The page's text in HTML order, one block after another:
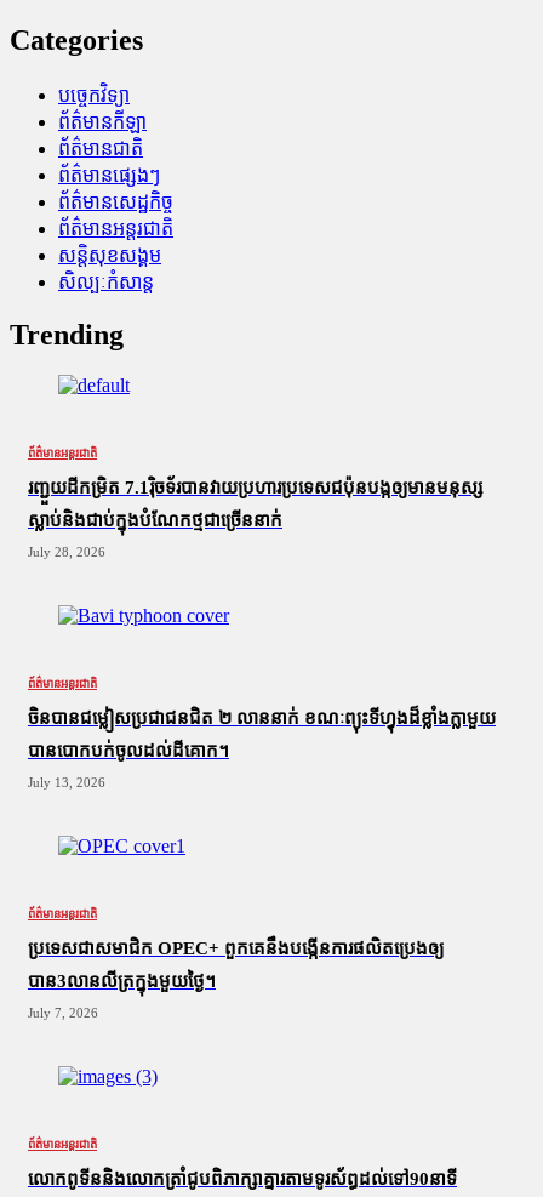
Categories
បច្ចេកវិទ្យា
ព័ត៌មានកីឡា
ព័ត៌មានជាតិ
ព័ត៌មានផ្សេងៗ
ព័ត៌មានសេដ្ឋកិច្ច
ព័ត៌មានអន្តរជាតិ
សន្តិសុខសង្គម
សិល្បៈកំសាន្ត
Trending
ព័ត៌មានអន្តរជាតិ
រញ្ជួយដីកម្រិត​ 7.1រ៉ិចទ័របានវាយប្រហារប្រទេសជប៉ុនបង្កឲ្យមានមនុស្ស
ស្លាប់​និង​ជាប់ក្នុងបំណែកថ្មជាច្រើននាក់
July 28, 2026
ព័ត៌មានអន្តរជាតិ
ចិនបានជម្លៀសប្រជាជនជិត ២ លាននាក់ ខណៈព្យុះទីហ្វុងដ៏ខ្លាំងក្លាមួយ
បានបោកបក់ចូលដល់ដីគោក។
July 13, 2026
ព័ត៌មានអន្តរជាតិ
ប្រទេសជាសមាជិក OPEC+​ ពួកគេនឹងបង្កើនការផលិតប្រេងឲ្យ
បាន3លានលីត្រក្នុងមួយថ្ងៃ។
July 7, 2026
ព័ត៌មានអន្តរជាតិ
លោកពូទីននិងលោកត្រាំជូបពិភាក្សាគ្នារតាមទូរស័ព្ធដល់ទៅ90នាទី